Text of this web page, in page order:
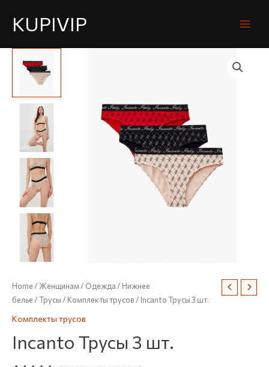
KUPIVIP
Home/Женщинам/ Одежда/ Нижнее
белье/Трусы/ Комплекты трусов/ Incanto Трусы 3 шт.
Комплекты трусов
Incanto Трусы 3 шт.